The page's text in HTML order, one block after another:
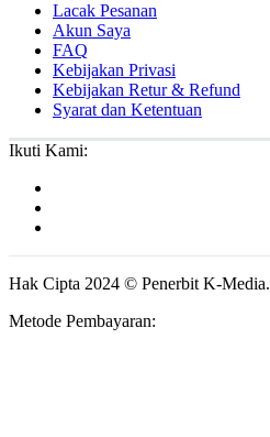
Lacak Pesanan
Akun Saya
FAQ
Kebijakan Privasi
Kebijakan Retur & Refund
Syarat dan Ketentuan
Ikuti Kami:
Hak Cipta 2024 © Penerbit K-Media.
Metode Pembayaran: